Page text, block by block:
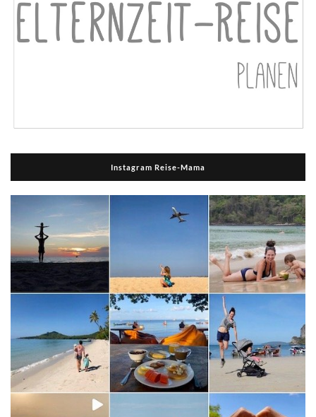
Instagram Reise-Mama